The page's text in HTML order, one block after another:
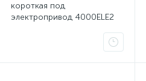
короткая под
электропривод 4000ELE2